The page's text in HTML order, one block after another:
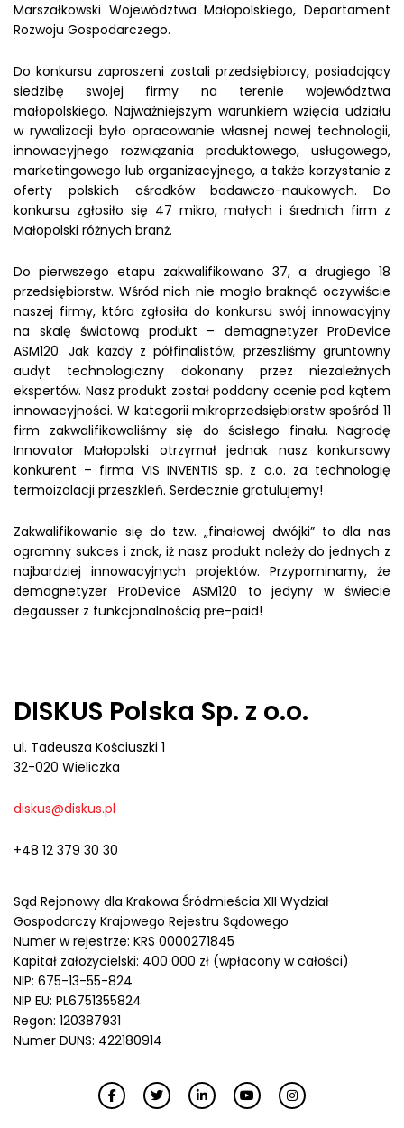
Marszałkowski Województwa Małopolskiego, Departament
Rozwoju Gospodarczego.
Do konkursu zaproszeni zostali przedsiębiorcy, posiadający
siedzibę swojej firmy na terenie województwa
małopolskiego. Najważniejszym warunkiem wzięcia udziału
w rywalizacji było opracowanie własnej nowej technologii,
innowacyjnego rozwiązania produktowego, usługowego,
marketingowego lub organizacyjnego, a także korzystanie z
oferty polskich ośrodków badawczo-naukowych. Do
konkursu zgłosiło się 47 mikro, małych i średnich firm z
Małopolski różnych branż.
Do pierwszego etapu zakwalifikowano 37, a drugiego 18
przedsiębiorstw. Wśród nich nie mogło braknąć oczywiście
naszej firmy, która zgłosiła do konkursu swój innowacyjny
na skalę światową produkt – demagnetyzer ProDevice
ASM120. Jak każdy z półfinalistów, przeszliśmy gruntowny
audyt technologiczny dokonany przez niezależnych
ekspertów. Nasz produkt został poddany ocenie pod kątem
innowacyjności. W kategorii mikroprzedsiębiorstw spośród 11
firm zakwalifikowaliśmy się do ścisłego finału. Nagrodę
Innovator Małopolski otrzymał jednak nasz konkursowy
konkurent – firma VIS INVENTIS sp. z o.o. za technologię
termoizolacji przeszkleń. Serdecznie gratulujemy!
Zakwalifikowanie się do tzw. „finałowej dwójki” to dla nas
ogromny sukces i znak, iż nasz produkt należy do jednych z
najbardziej innowacyjnych projektów. Przypominamy, że
demagnetyzer ProDevice ASM120 to jedyny w świecie
degausser z funkcjonalnością pre-paid!
DISKUS Polska Sp. z o.o.
ul. Tadeusza Kościuszki 1
32-020 Wieliczka
diskus@diskus.pl
+48 12 379 30 30
Sąd Rejonowy dla Krakowa Śródmieścia XII Wydział
Gospodarczy Krajowego Rejestru Sądowego
Numer w rejestrze: KRS 0000271845
Kapitał założycielski: 400 000 zł (wpłacony w całości)
NIP: 675-13-55-824
NIP EU: PL6751355824
Regon: 120387931
Numer DUNS: 422180914